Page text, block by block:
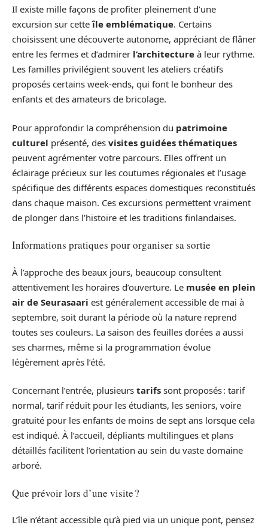
Il existe mille façons de profiter pleinement d’une
excursion sur cetteîle emblématique. Certains
choisissent une découverte autonome, appréciant de flâner
entre les fermes et d’admirer l’architecture à leur rythme.
Les familles privilégient souvent les ateliers créatifs
proposés certains week-ends, qui font le bonheur des
enfants et des amateurs de bricolage.
Pour approfondir la compréhension du patrimoine
culturel présenté, des visites guidées thématiques
peuvent agrémenter votre parcours. Elles offrent un
éclairage précieux sur les coutumes régionales et l’usage
spécifique des différents espaces domestiques reconstitués
dans chaque maison. Ces excursions permettent vraiment
de plonger dans l’histoire et les traditions finlandaises.
Informations pratiques pour organiser sa sortie
À l’approche des beaux jours, beaucoup consultent
attentivement les horaires d’ouverture. Le musée en plein
air de Seurasaari est généralement accessible de mai à
septembre, soit durant la période où la nature reprend
toutes ses couleurs. La saison des feuilles dorées a aussi
ses charmes, même si la programmation évolue
légèrement après l’été.
Concernant l’entrée, plusieurs tarifs sont proposés : tarif
normal, tarif réduit pour les étudiants, les seniors, voire
gratuité pour les enfants de moins de sept ans lorsque cela
est indiqué. À l’accueil, dépliants multilingues et plans
détaillés facilitent l’orientation au sein du vaste domaine
arboré.
Que prévoir lors d’une visite ?
L’île n’étant accessible qu’à pied via un unique pont, pensez